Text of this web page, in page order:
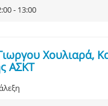
- 13:00
Χουλιαρά,
ΑΣΚΤ